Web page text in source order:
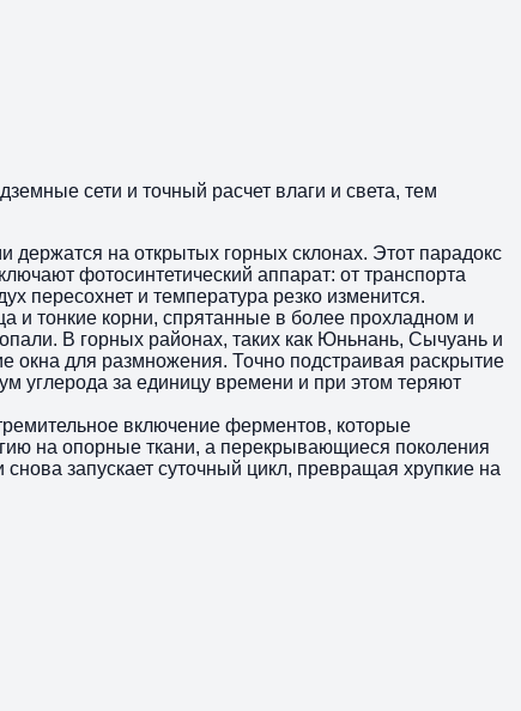
сети и точный расчет влаги и света, тем
держатся на открытых горных склонах. Этот парадокс
фотосинтетический аппарат: от транспорта
пересохнет и температура резко изменится.
и тонкие корни, спрятанные в более прохладном и
В горных районах, таких как Юньнань, Сычуань и
окна для размножения. Точно подстраивая раскрытие
углерода за единицу времени и при этом теряют
включение ферментов, которые
на опорные ткани, а перекрывающиеся поколения
запускает суточный цикл, превращая хрупкие на